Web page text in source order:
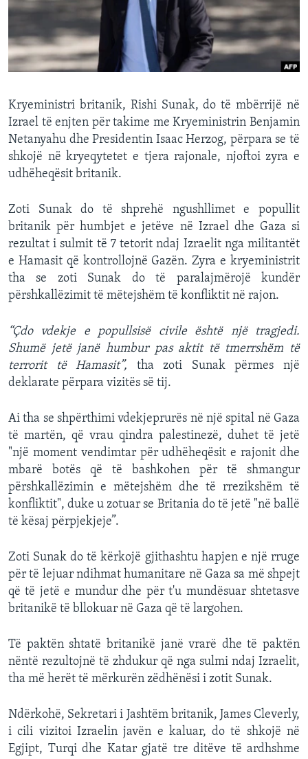
INTERVISTA
DITARI
Kryeministri britanik, Rishi Sunak, do të mbërrijë në
Izrael të enjten për takime me Kryeministrin Benjamin
Netanyahu dhe Presidentin Isaac Herzog, përpara se të
shkojë në kryeqytetet e tjera rajonale, njoftoi zyra e
udhëheqësit britanik.
Zoti Sunak do të shprehë ngushllimet e popullit
britanik për humbjet e jetëve në Izrael dhe Gaza si
rezultat i sulmit të 7 tetorit ndaj Izraelit nga militantët
e Hamasit që kontrollojnë Gazën. Zyra e kryeministrit
tha se zoti Sunak do të paralajmërojë kundër
përshkallëzimit të mëtejshëm të konfliktit në rajon.
“Çdo vdekje e popullsisë civile është një tragjedi.
Shumë jetë janë humbur pas aktit të tmerrshëm të
terrorit të Hamasit”, tha zoti Sunak përmes një
deklarate përpara vizitës së tij.
Ai tha se shpërthimi vdekjeprurës në një spital në Gaza
të martën, që vrau qindra palestinezë, duhet të jetë
"një moment vendimtar për udhëheqësit e rajonit dhe
mbarë botës që të bashkohen për të shmangur
përshkallëzimin e mëtejshëm dhe të rrezikshëm të
konfliktit", duke u zotuar se Britania do të jetë "në ballë
të kësaj përpjekjeje”.
Zoti Sunak do të kërkojë gjithashtu hapjen e një rruge
për të lejuar ndihmat humanitare në Gaza sa më shpejt
që të jetë e mundur dhe për t'u mundësuar shtetasve
britanikë të bllokuar në Gaza që të largohen.
Të paktën shtatë britanikë janë vrarë dhe të paktën
nëntë rezultojnë të zhdukur që nga sulmi ndaj Izraelit,
tha më herët të mërkurën zëdhënësi i zotit Sunak.
Ndërkohë, Sekretari i Jashtëm britanik, James Cleverly,
i cili vizitoi Izraelin javën e kaluar, do të shkojë në
Egjipt, Turqi dhe Katar gjatë tre ditëve të ardhshme